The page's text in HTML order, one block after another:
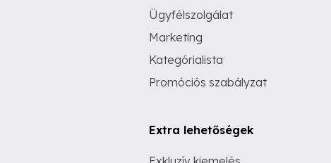
Ügyfélszolgálat
Marketing
Kategórialista
Promóciós szabályzat
Extra lehetőségek